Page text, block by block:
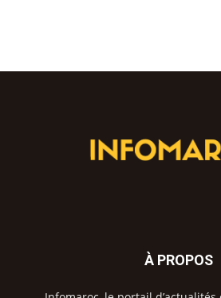
À PROPOS